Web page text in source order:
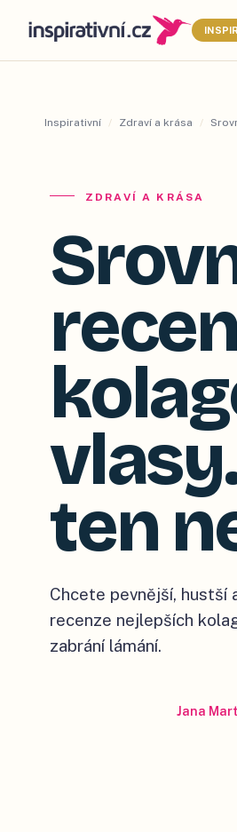
Inspirativní / Zdraví a krása /
ZDRAVÍ A KRÁSA
ten
Chcete pevnější, hustší
recenze nejlepších
zabrání lámání.
Jana